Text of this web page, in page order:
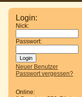
Login:
Nick:
Passwort:
Neuer Benutzer
Passwort vergessen?
Online: